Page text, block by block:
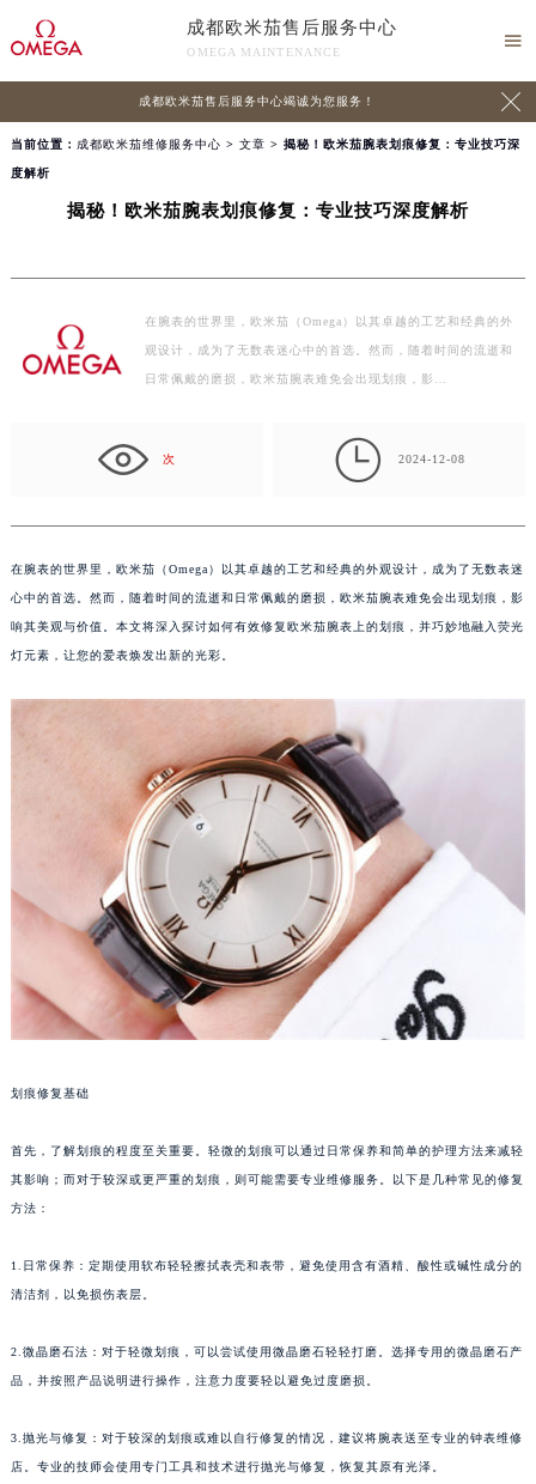
成都欧米茄售后服务中心
OMEGA MAINTENANCE

成都欧米茄售后服务中心竭诚为您服务！ 
当前位置： 成都欧米茄维修服务中心 > 文章 > 揭秘！欧米茄腕表划痕修复：专业技巧深
度解析
揭秘！欧米茄腕表划痕修复：专业技巧深度解析
在腕表的世界里，欧米茄（Omega）以其卓越的工艺和经典的外
观设计，成为了无数表迷心中的首选。然而，随着时间的流逝和
日常佩戴的磨损，欧米茄腕表难免会出现划痕，影…
次  2024-12-08
在腕表的世界里，欧米茄（Omega）以其卓越的工艺和经典的外观设计，成为了无数表迷
心中的首选。然而，随着时间的流逝和日常佩戴的磨损，欧米茄腕表难免会出现划痕，影
响其美观与价值。本文将深入探讨如何有效修复欧米茄腕表上的划痕，并巧妙地融入荧光
灯元素，让您的爱表焕发出新的光彩。
划痕修复基础
首先，了解划痕的程度至关重要。轻微的划痕可以通过日常保养和简单的护理方法来减轻
其影响；而对于较深或更严重的划痕，则可能需要专业维修服务。以下是几种常见的修复
方法：
1.日常保养：定期使用软布轻轻擦拭表壳和表带，避免使用含有酒精、酸性或碱性成分的
清洁剂，以免损伤表层。
2.微晶磨石法：对于轻微划痕，可以尝试使用微晶磨石轻轻打磨。选择专用的微晶磨石产
品，并按照产品说明进行操作，注意力度要轻以避免过度磨损。
3.抛光与修复：对于较深的划痕或难以自行修复的情况，建议将腕表送至专业的钟表维修
店。专业的技师会使用专门工具和技术进行抛光与修复，恢复其原有光泽。